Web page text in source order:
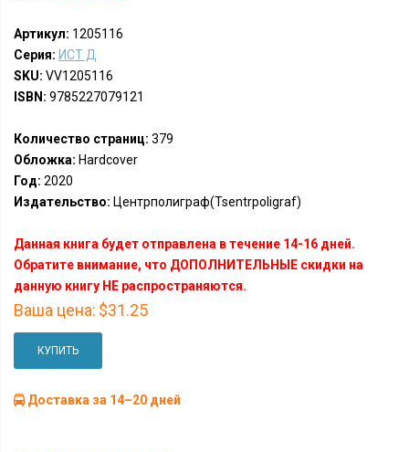
Артикул: 1205116
Серия: ИСТ Д
SKU: VV1205116
ISBN: 9785227079121
Количество страниц: 379
Обложка: Hardcover
Год: 2020
Издательство: Центрполиграф(Tsentrpoligraf)
Данная книга будет отправлена в течение 14-16 дней.
Обратите внимание, что ДОПОЛНИТЕЛЬНЫЕ скидки на
данную книгу НЕ распространяются.
Ваша цена: $31.25
КУПИТЬ
Доставка за 14–20 дней